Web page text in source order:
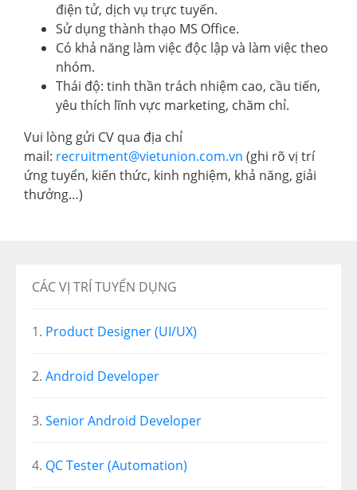
CÁC VỊ TRÍ TUYỂN DỤNG
Product Designer (UI/UX)
Android Developer
Senior Android Developer
QC Tester (Automation)
điện tử, dịch vụ trực tuyến.
Sử dụng thành thạo MS Office.
Có khả năng làm việc độc lập và làm việc theo
nhóm.
Thái độ: tinh thần trách nhiệm cao, cầu tiến,
yêu thích lĩnh vực marketing, chăm chỉ.
Vui lòng gửi CV qua địa chỉ
mail: recruitment@vietunion.com.vn (ghi rõ vị trí
ứng tuyển, kiến thức, kinh nghiệm, khả năng, giải
thưởng…)